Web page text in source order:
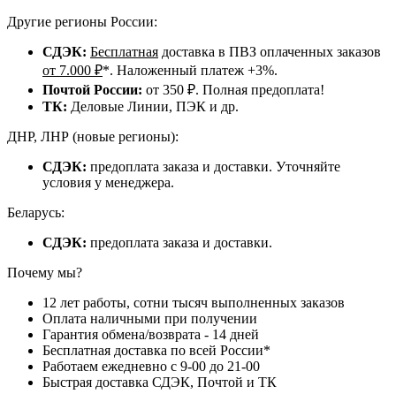
Другие регионы России:
СДЭК: Бесплатная доставка в ПВЗ оплаченных заказов
от 7.000 ₽*. Наложенный платеж +3%.
Почтой России: от 350 ₽. Полная предоплата!
ТК: Деловые Линии, ПЭК и др.
ДНР, ЛНР (новые регионы):
СДЭК: предоплата заказа и доставки. Уточняйте
условия у менеджера.
Беларусь:
СДЭК: предоплата заказа и доставки.
Почему мы?
12 лет работы, сотни тысяч выполненных заказов
Оплата наличными при получении
Гарантия обмена/возврата - 14 дней
Бесплатная доставка по всей России*
Работаем ежедневно с 9-00 до 21-00
Быстрая доставка СДЭК, Почтой и ТК